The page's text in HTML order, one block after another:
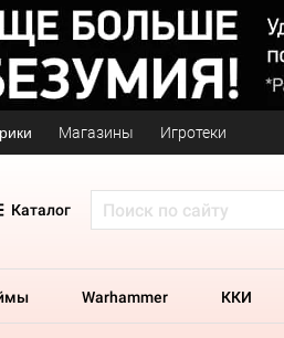
Магазины Игротеки
Каталог
Warhammer ККИ